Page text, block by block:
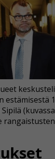
estämisestä